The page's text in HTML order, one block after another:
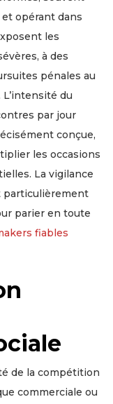
opérant dans
les
à des
pénales au
du
par jour
conçue,
les occasions
La vigilance
particulièrement
parier en toute
fiables
de la compétition
commerciale ou